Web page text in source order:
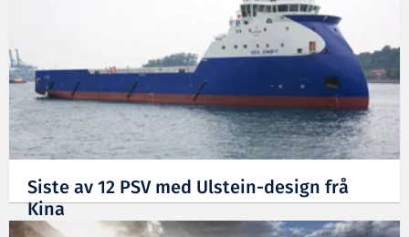
Siste av 12 PSV med Ulstein-design frå
Kina
06.11.2014